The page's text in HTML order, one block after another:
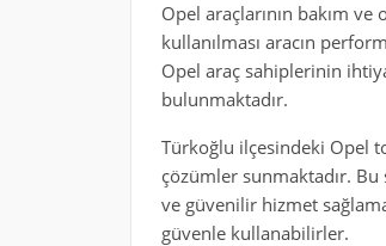
Opel araçlarının bakım
kullanılması aracın
Opel araç sahiplerinin
bulunmaktadır.
Türkoğlu ilçesindeki Opel
çözümler sunmaktadır. Bu
ve güvenilir hizmet
güvenle kullanabilirler.